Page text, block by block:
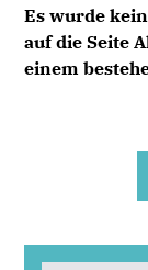
Es wurde
auf die Seite
einem